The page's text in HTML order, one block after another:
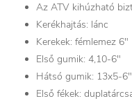
Az ATV kihúzható
Kerékhajtás: lánc
Kerekek: fémlemez 6"
Első gumik: 4,10-6"
Hátsó gumik: 13x5-6"
Első fékek: